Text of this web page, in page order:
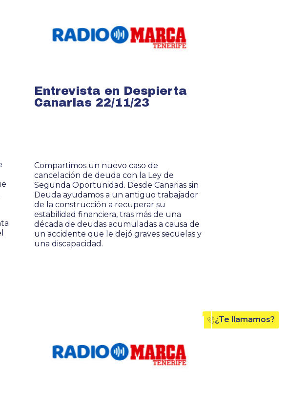
¿Te llamamos?
Entrevista en Despierta
Canarias 22/11/23
Compartimos un nuevo caso de
cancelación de deuda con la Ley de
Segunda Oportunidad. Desde Canarias sin
Deuda ayudamos a un antiguo trabajador
de la construcción a recuperar su
estabilidad financiera, tras más de una
década de deudas acumuladas a causa de
un accidente que le dejó graves secuelas y
una discapacidad.